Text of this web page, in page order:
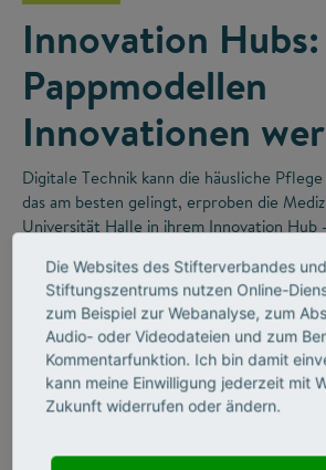
Innovation Hubs:
Pappmodellen
Innovationen
Digitale Technik kann die häusliche
das am besten gelingt, erproben die
Universität Halle in ihrem Innovation Hub
Die Websites des Stifterverbandes
Stiftungszentrums nutzen Online-
zum Beispiel zur Webanalyse, zum
Audio- oder Videodateien und zum
Kommentarfunktion. Ich bin damit
kann meine Einwilligung jederzeit mit
Zukunft widerrufen oder ändern.